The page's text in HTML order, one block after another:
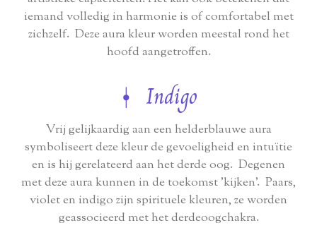
iemand volledig in harmonie is of comfortabel met
zichzelf. Deze aura kleur worden meestal rond het
hoofd aangetroffen.
⍿ Indigo
Vrij gelijkaardig aan een helderblauwe aura
symboliseert deze kleur de gevoeligheid en intuïtie
en is hij gerelateerd aan het derde oog. Degenen
met deze aura kunnen in de toekomst 'kijken'. Paars,
violet en indigo zijn spirituele kleuren, ze worden
geassocieerd met het derdeoogchakra.